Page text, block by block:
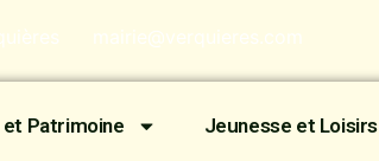
mairie@verquieres.com
Patrimoine Jeunesse et Loisirs